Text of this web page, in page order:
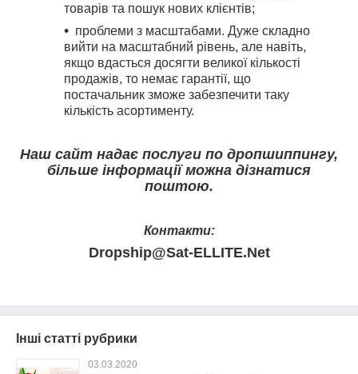
товарів та пошук нових клієнтів;
проблеми з масштабами. Дуже складно
вийти на масштабний рівень, але навіть,
якщо вдасться досягти великої кількості
продажів, то немає гарантії, що
постачальник зможе забезпечити таку
кількість асортименту.
Наш сайт надає послуги по дропшиппингу,
більше інформації можна дізнатися
поштою.
Контакти:
Dropship@Sat-ELLITE.Net
Інші статті рубрики
03.03.2020